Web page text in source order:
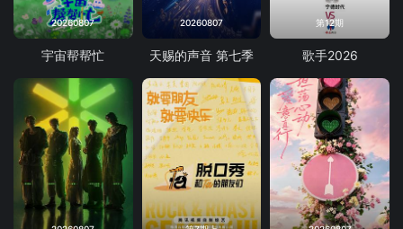
20260807
宇宙帮帮忙
20260807
天赐的声音 第七季
第12期
歌手2026